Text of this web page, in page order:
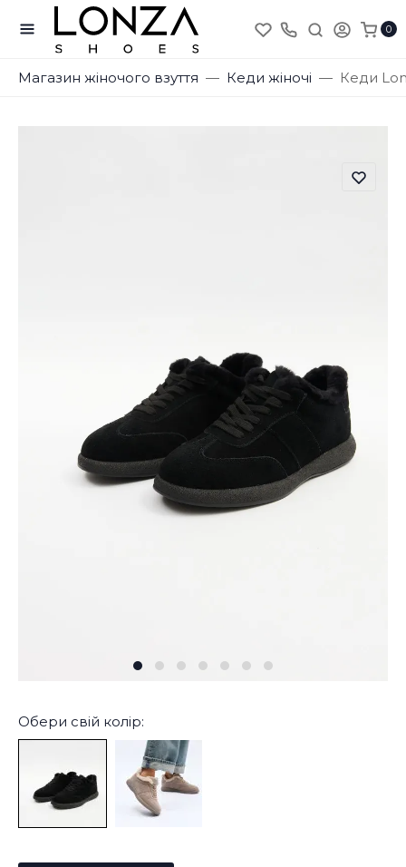
0
Магазин жіночого взуття Кеди жіночі Кеди
Обери свій колір: